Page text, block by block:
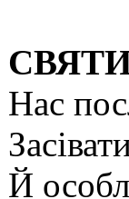
Нас
Й